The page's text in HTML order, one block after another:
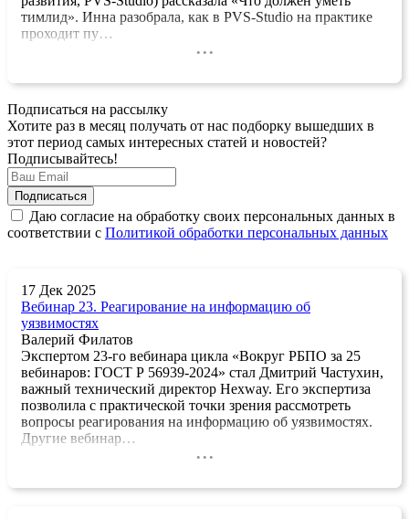
тимлид». Инна разобрала, как в PVS-Studio на практике
проходит пу…
...
Подписаться на рассылку
Хотите раз в месяц получать от нас подборку вышедших в
этот период самых интересных статей и новостей?
Подписывайтесь!
Даю согласие на обработку своих персональных данных в
соответствии с Политикой обработки персональных данных
17 Дек 2025
Вебинар 23. Реагирование на информацию об
уязвимостях
Валерий Филатов
Экспертом 23-го вебинара цикла «Вокруг РБПО за 25
вебинаров: ГОСТ Р 56939-2024» стал Дмитрий Частухин,
важный технический директор Hexway. Его экспертиза
позволила с практической точки зрения рассмотреть
вопросы реагирования на информацию об уязвимостях.
Другие вебинар…
...